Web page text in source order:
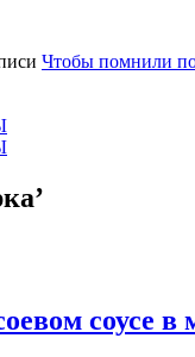
Чтобы помнили
соусе в